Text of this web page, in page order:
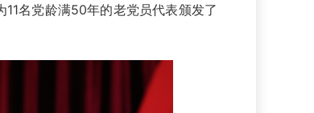
名党龄满50年的老党员代表颁发了